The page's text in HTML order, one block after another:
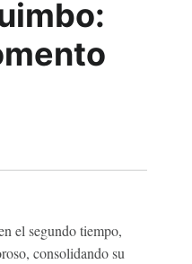
el segundo tiempo,
consolidando su